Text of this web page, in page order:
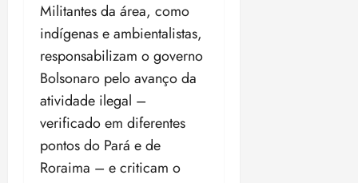
Militantes da área, como
indígenas e ambientalistas,
responsabilizam o governo
Bolsonaro pelo avanço da
atividade ilegal –
verificado em diferentes
pontos do Pará e de
Roraima – e criticam o